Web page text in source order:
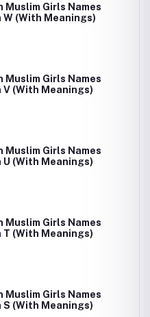
Muslim Girls Names
(With Meanings)
Muslim Girls Names
(With Meanings)
Muslim Girls Names
(With Meanings)
Muslim Girls Names
T (With Meanings)
Muslim Girls Names
(With Meanings)